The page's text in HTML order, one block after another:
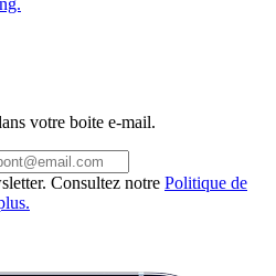
votre boite e-mail.
Consultez notre Politique de